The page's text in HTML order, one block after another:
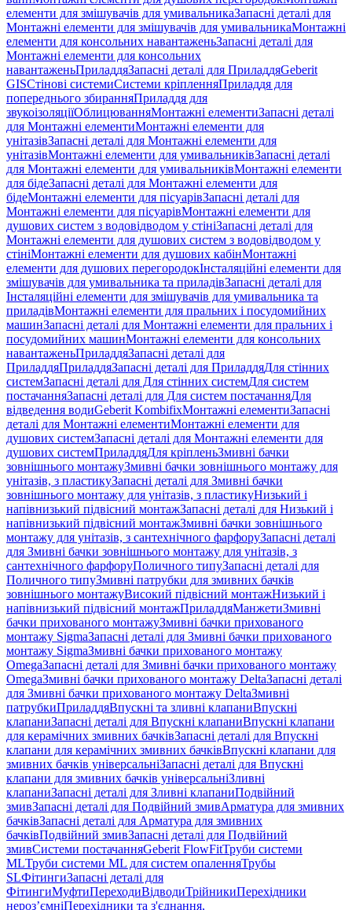
елементи для змішувачів для умивальникаЗапасні деталі для
Монтажні елементи для змішувачів для умивальникаМонтажні
елементи для консольних навантаженьЗапасні деталі для
Монтажні елементи для консольних
навантаженьПриладдяЗапасні деталі для ПриладдяGeberit
GISСтінові системиСистеми кріпленняПриладдя для
попереднього збиранняПриладдя для
звукоізоляціїОблицюванняМонтажні елементиЗапасні деталі
для Монтажні елементиМонтажні елементи для
унітазівЗапасні деталі для Монтажні елементи для
унітазівМонтажні елементи для умивальниківЗапасні деталі
для Монтажні елементи для умивальниківМонтажні елементи
для бідеЗапасні деталі для Монтажні елементи для
бідеМонтажні елементи для пісуарівЗапасні деталі для
Монтажні елементи для пісуарівМонтажні елементи для
душових систем з водовідводом у стініЗапасні деталі для
Монтажні елементи для душових систем з водовідводом у
стініМонтажні елементи для душових кабінМонтажні
елементи для душових перегородокІнсталяційні елементи для
змішувачів для умивальника та приладівЗапасні деталі для
Інсталяційні елементи для змішувачів для умивальника та
приладівМонтажні елементи для пральних і посудомийних
машинЗапасні деталі для Монтажні елементи для пральних і
посудомийних машинМонтажні елементи для консольних
навантаженьПриладдяЗапасні деталі для
ПриладдяПриладдяЗапасні деталі для ПриладдяДля стінних
системЗапасні деталі для Для стінних системДля систем
постачанняЗапасні деталі для Для систем постачанняДля
відведення водиGeberit KombifixМонтажні елементиЗапасні
деталі для Монтажні елементиМонтажні елементи для
душових системЗапасні деталі для Монтажні елементи для
душових системПриладдяДля кріпленьЗмивні бачки
зовнішнього монтажуЗмивні бачки зовнішнього монтажу для
унітазів, з пластикуЗапасні деталі для Змивні бачки
зовнішнього монтажу для унітазів, з пластикуНизький і
напівнизький підвісний монтажЗапасні деталі для Низький і
напівнизький підвісний монтажЗмивні бачки зовнішнього
монтажу для унітазів, з сантехнічного фарфоруЗапасні деталі
для Змивні бачки зовнішнього монтажу для унітазів, з
сантехнічного фарфоруПоличного типуЗапасні деталі для
Поличного типуЗмивні патрубки для змивних бачків
зовнішнього монтажуВисокий підвісний монтажНизький і
напівнизький підвісний монтажПриладдяМанжетиЗмивні
бачки прихованого монтажуЗмивні бачки прихованого
монтажу SigmaЗапасні деталі для Змивні бачки прихованого
монтажу SigmaЗмивні бачки прихованого монтажу
OmegaЗапасні деталі для Змивні бачки прихованого монтажу
OmegaЗмивні бачки прихованого монтажу DeltaЗапасні деталі
для Змивні бачки прихованого монтажу DeltaЗмивні
патрубкиПриладдяВпускні та зливні клапаниВпускні
клапаниЗапасні деталі для Впускні клапаниВпускні клапани
для керамічних змивних бачківЗапасні деталі для Впускні
клапани для керамічних змивних бачківВпускні клапани для
змивних бачків універсальніЗапасні деталі для Впускні
клапани для змивних бачків універсальніЗливні
клапаниЗапасні деталі для Зливні клапаниПодвійний
змивЗапасні деталі для Подвійний змивАрматура для змивних
бачкiвЗапасні деталі для Арматура для змивних
бачкiвПодвійний змивЗапасні деталі для Подвійний
змивСистеми постачанняGeberit FlowFitТруби системи
MLТруби системи ML для систем опаленняТрубы
SLФітингиЗапасні деталі для
ФітингиМуфтиПереходиВідводиТрійникиПерехідники
нероз’ємніПерехідники та з'єднання,